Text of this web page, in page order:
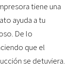
tiene una
ayuda a tu
De lo
que el
se detuviera.